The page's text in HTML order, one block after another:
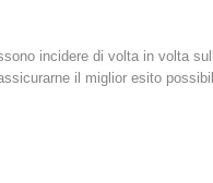
incidere di volta in volta
il miglior esito